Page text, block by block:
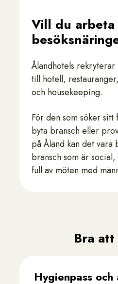
Vill du arbeta
Ålandhotels
till hotell,
och housekeeping.
För den som söker
byta bransch eller
på Åland kan det vara
bransch som är
full av möten med
Bra
Hygienpass och